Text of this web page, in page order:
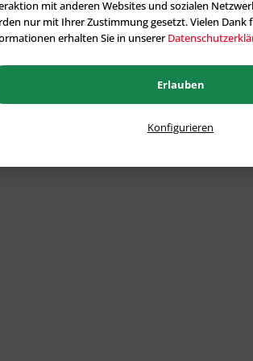
mit anderen Websites und sozialen
nur mit Ihrer Zustimmung gesetzt. Vielen Dank
erhalten Sie in unserer
Erlauben
Konfigurieren